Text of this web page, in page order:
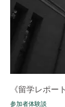
《留学レポー
参加者体験談